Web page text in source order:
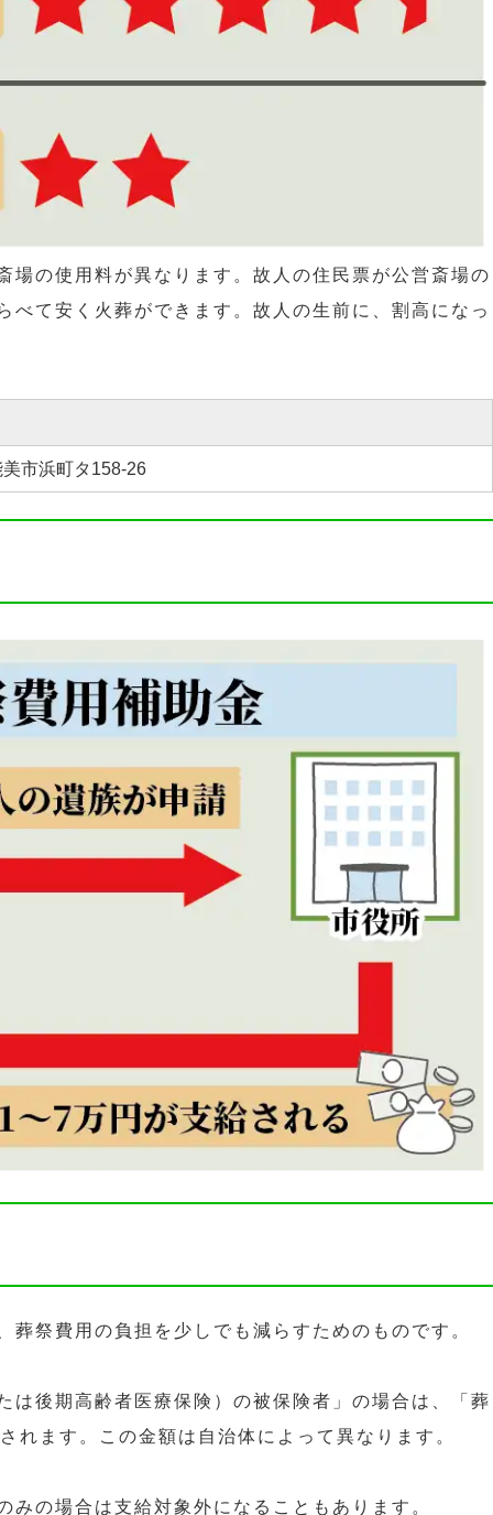
場の使用料が異なります。故人の住民票が公営斎場の
べて安く火葬ができます。故人の生前に、割高になっ
市浜町タ158-26
葬祭費用の負担を少しでも減らすためのものです。
は後期高齢者医療保険）の被保険者」の場合は、「葬
れます。この金額は自治体によって異なります。
みの場合は支給対象外になることもあります。